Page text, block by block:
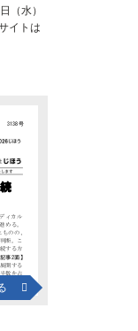
（水）
イトは